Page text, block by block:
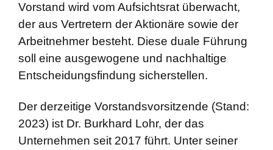
Vorstand wird vom Aufsichtsrat überwacht,
der aus Vertretern der Aktionäre sowie der
Arbeitnehmer besteht. Diese duale Führung
soll eine ausgewogene und nachhaltige
Entscheidungsfindung sicherstellen.
Der derzeitige Vorstandsvorsitzende (Stand:
2023) ist Dr. Burkhard Lohr, der das
Unternehmen seit 2017 führt. Unter seiner